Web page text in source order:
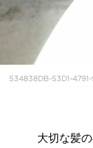
534838DB-53D1-
大切な髪